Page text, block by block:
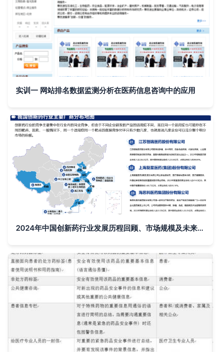
实训一 网站排名数据监测分析在医药信息咨询中的应用
2024年中国创新药行业发展历程回顾、市场规模及未来前景分析报告